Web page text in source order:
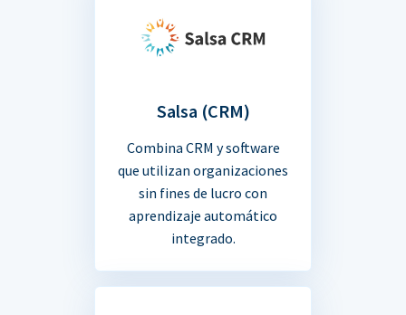
Salsa (CRM)
Combina CRM y software
que utilizan organizaciones
sin fines de lucro con
aprendizaje automático
integrado.